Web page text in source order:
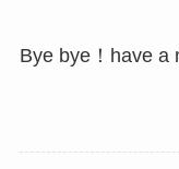
Bye bye！have